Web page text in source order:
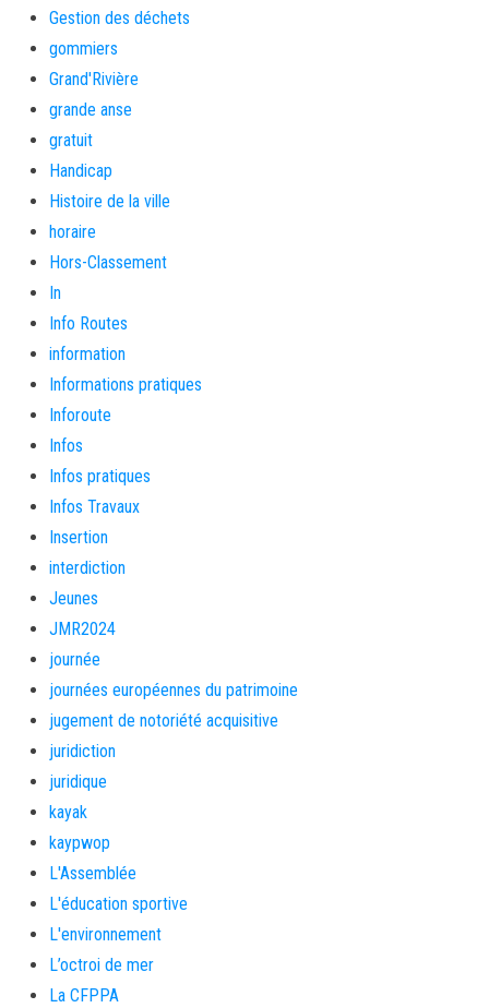
Gestion des déchets
gommiers
Grand'Rivière
grande anse
gratuit
Handicap
Histoire de la ville
horaire
Hors-Classement
In
Info Routes
information
Informations pratiques
Inforoute
Infos
Infos pratiques
Infos Travaux
Insertion
interdiction
Jeunes
JMR2024
journée
journées européennes du patrimoine
jugement de notoriété acquisitive
juridiction
juridique
kayak
kaypwop
L'Assemblée
L'éducation sportive
L'environnement
L’octroi de mer
La CFPPA